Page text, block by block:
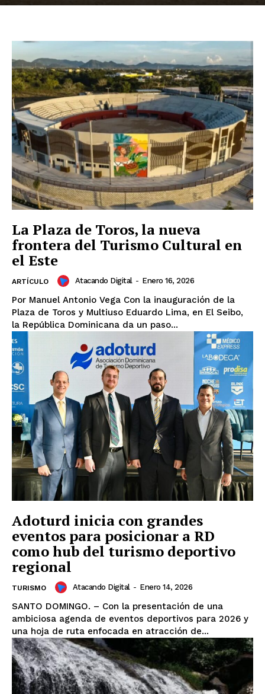
News Week
Magazine PRO
La Plaza de Toros, la nueva
frontera del Turismo Cultural en
el Este
ARTÍCULO Atacando Digital - Enero 16, 2026
Por Manuel Antonio Vega ​Con la inauguración de la
Plaza de Toros y Multiuso Eduardo Lima, en El Seibo,
la República Dominicana da un paso...
Adoturd inicia con grandes
eventos para posicionar a RD
como hub del turismo deportivo
regional
TURISMO Atacando Digital - Enero 14, 2026
SANTO DOMINGO. – Con la presentación de una
ambiciosa agenda de eventos deportivos para 2026 y
una hoja de ruta enfocada en atracción de...